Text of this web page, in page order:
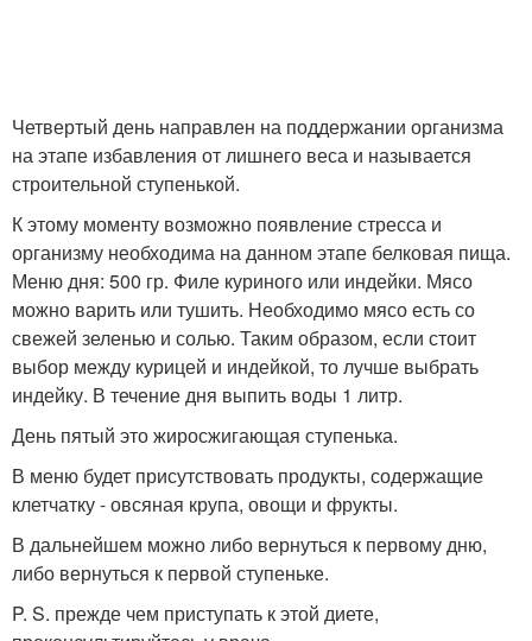
Четвертый день направлен на поддержании организма
на этапе избавления от лишнего веса и называется
строительной ступенькой.
К этому моменту возможно появление стресса и
организму необходима на данном этапе белковая пища.
Меню дня: 500 гр. Филе куриного или индейки. Мясо
можно варить или тушить. Необходимо мясо есть со
свежей зеленью и солью. Таким образом, если стоит
выбор между курицей и индейкой, то лучше выбрать
индейку. В течение дня выпить воды 1 литр.
День пятый это жиросжигающая ступенька.
В меню будет присутствовать продукты, содержащие
клетчатку - овсяная крупа, овощи и фрукты.
В дальнейшем можно либо вернуться к первому дню,
либо вернуться к первой ступеньке.
P. S. прежде чем приступать к этой диете,